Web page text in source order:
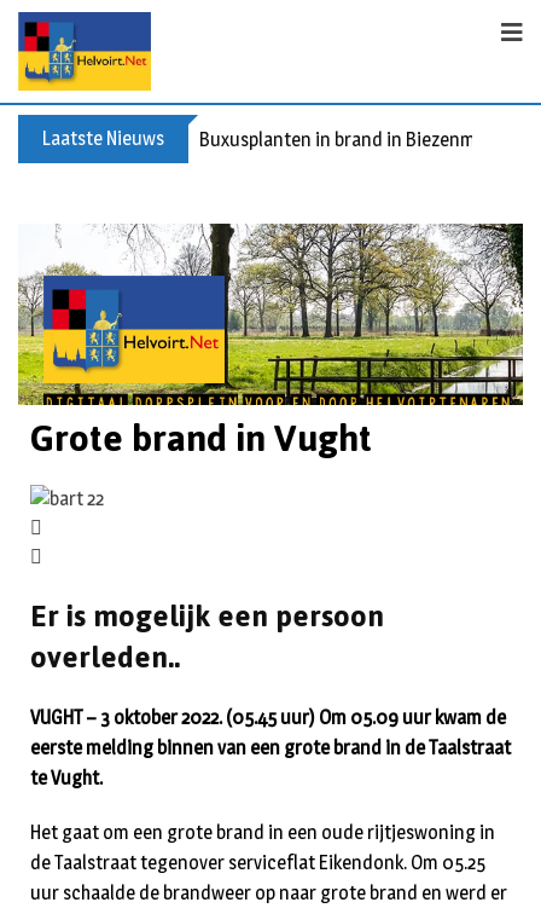
Laatste Nieuws Buxusplanten in brand in Biezenmortel,
Grote brand in Vught
Er is mogelijk een persoon
overleden..
VUGHT – 3 oktober 2022. (05.45 uur) Om 05.09 uur kwam de
eerste melding binnen van een grote brand in de Taalstraat
te Vught.
Het gaat om een grote brand in een oude rijtjeswoning in
de Taalstraat tegenover serviceflat Eikendonk. Om 05.25
uur schaalde de brandweer op naar grote brand en werd er